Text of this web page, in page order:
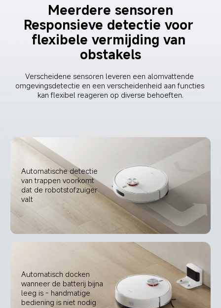
Meerdere sensoren
Responsieve detectie voor
flexibele vermijding van
obstakels
Verscheidene sensoren leveren een alomvattende
omgevingsdetectie en een verscheidenheid aan functies
kan flexibel reageren op diverse behoeften.
Automatische detectie
van trappen voorkomt
dat de robotstofzuiger
valt
Automatisch docken
wanneer de batterij bijna
leeg is - handmatige
bediening is niet nodig